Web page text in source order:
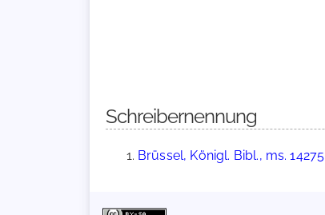
Schreibernennung
Brüssel, Königl. Bibl., ms. 14275